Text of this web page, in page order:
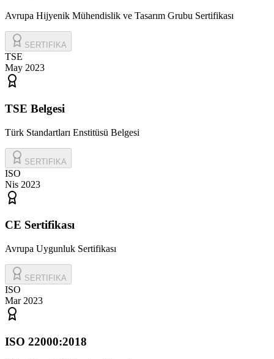
Avrupa Hijyenik Mühendislik ve Tasarım Grubu Sertifikası
SERTIFIKA
TSE
May 2023
TSE Belgesi
Türk Standartları Enstitüsü Belgesi
SERTIFIKA
ISO
Nis 2023
CE Sertifikası
Avrupa Uygunluk Sertifikası
SERTIFIKA
ISO
Mar 2023
ISO 22000:2018